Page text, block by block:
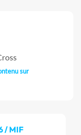
sur
/ MIF